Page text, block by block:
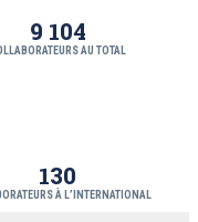
9 104
AU TOTAL
130
À L’INTERNATIONAL